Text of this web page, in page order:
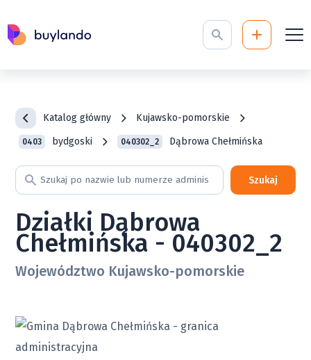
Katalog główny Kujawsko-pomorskie
0403 bydgoski 040302_2 Dąbrowa Chełmińska
Szukaj
Działki Dąbrowa
Chełmińska - 040302_2
Województwo Kujawsko-pomorskie